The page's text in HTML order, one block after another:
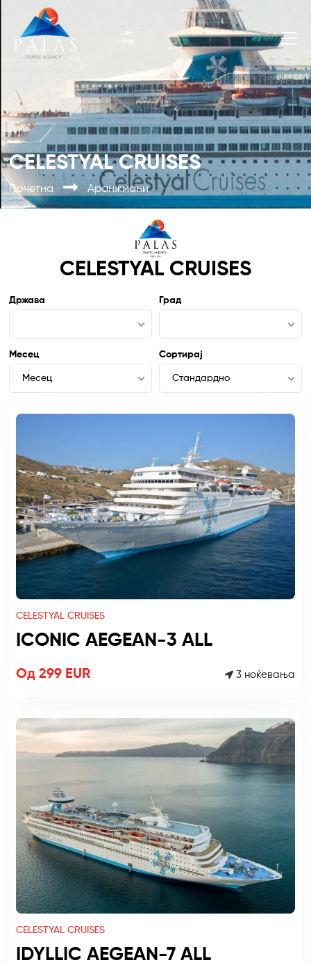
CELESTYAL CRUISES
Почетна Аранжмани
CELESTYAL CRUISES
Држава Град
Месец
Месец
Сортирај
Стандардно
CELESTYAL CRUISES
ICONIC AEGEAN-3 ALL
Од 299 EUR 3 ноќевања
CELESTYAL CRUISES
IDYLLIC AEGEAN-7 ALL